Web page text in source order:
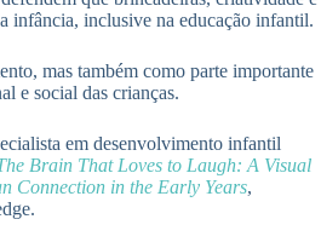
infância, inclusive na educação infantil.
mas também como parte importante
e social das crianças.
em desenvolvimento infantil
Brain That Loves to Laugh: A Visual
Connection in the Early Years,